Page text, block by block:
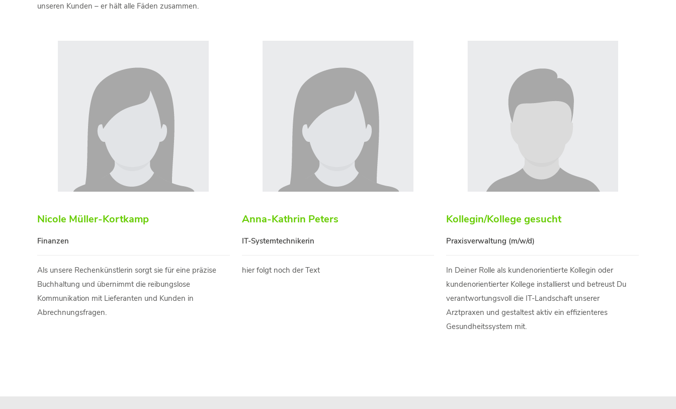
unseren Kunden – er hält alle Fäden zusammen.
Nicole Müller-Kortkamp
Finanzen
Als unsere Rechenkünstlerin sorgt sie für eine präzise
Buchhaltung und übernimmt die reibungslose
Kommunikation mit Lieferanten und Kunden in
Abrechnungsfragen.
Anna-Kathrin Peters
IT-Systemtechnikerin
hier folgt noch der Text
Kollegin/Kollege gesucht
Praxisverwaltung (m/w/d)
In Deiner Rolle als kundenorientierte Kollegin oder
kundenorientierter Kollege installierst und betreust Du
verantwortungsvoll die IT-Landschaft unserer
Arztpraxen und gestaltest aktiv ein effizienteres
Gesundheitssystem mit.